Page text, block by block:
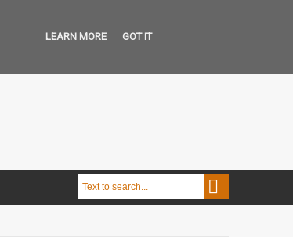
LEARN MORE GOT IT